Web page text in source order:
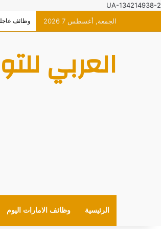
UA-134214938-2
الجمعة, أغسطس 7 2026
وظائف
العربي
الرئيسية وظائف الامارات اليوم